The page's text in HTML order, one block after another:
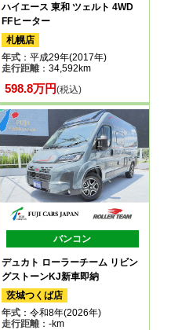
ハイエース 東和 ツェルト 4WD
FFヒーター
札幌店
年式：平成29年(2017年)
走行距離：34,592km
598.8万円(税込)
バンコン
デュカト ローラーチーム リビン
グストーンKJ新車即納
茨城つくば店
年式：令和8年(2026年)
走行距離：-km